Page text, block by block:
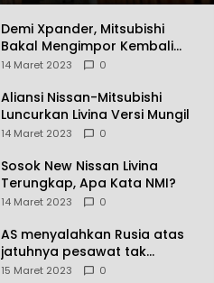
Demi Xpander, Mitsubishi
Bakal Mengimpor Kembali
Pajero Sport
14 Maret 2023 0
Aliansi Nissan-Mitsubishi
Luncurkan Livina Versi Mungil
14 Maret 2023 0
Sosok New Nissan Livina
Terungkap, Apa Kata NMI?
14 Maret 2023 0
AS menyalahkan Rusia atas
jatuhnya pesawat tak
berawak di Laut Hitam,
15 Maret 2023 0